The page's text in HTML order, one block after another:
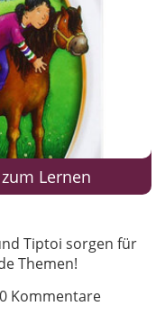
Lernen
Tiptoi sorgen für
Themen!
0 Kommentare